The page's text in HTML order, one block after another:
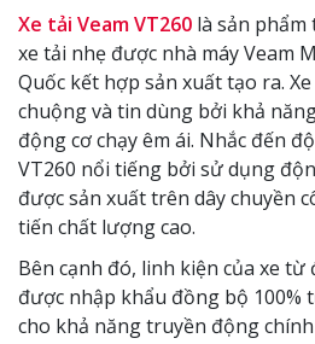
Xe tải Veam VT260 là sản
xe tải nhẹ được nhà máy Veam
Quốc kết hợp sản xuất tạo ra.
chuộng và tin dùng bởi khả
động cơ chạy êm ái. Nhắc đến
VT260 nổi tiếng bởi sử dụng
được sản xuất trên dây chuyền
tiến chất lượng cao.
Bên cạnh đó, linh kiện của xe từ
được nhập khẩu đồng bộ 100%
cho khả năng truyền động chính